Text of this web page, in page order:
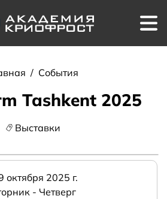
/ События
Tashkent 2025
Выставки
октября 2025 г.
- Четверг